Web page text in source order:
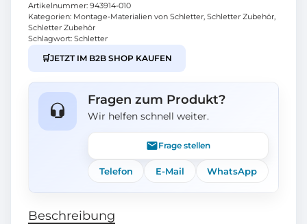
Artikelnummer: 943914-010
Kategorien: Montage-Materialien von Schletter, Schletter Zubehör,
Schletter Zubehör
Schlagwort: Schletter
🛒JETZT IM B2B SHOP KAUFEN
Fragen zum Produkt?
Wir helfen schnell weiter.
Frage stellen
Telefon E-Mail WhatsApp
Beschreibung